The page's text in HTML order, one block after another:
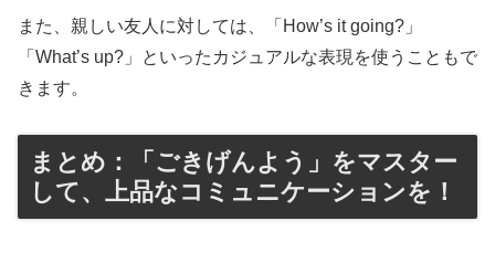
また、親しい友人に対しては、「How’s it going?」
「What’s up?」といったカジュアルな表現を使うこともで
きます。
まとめ：「ごきげんよう」をマスター
して、上品なコミュニケーションを！